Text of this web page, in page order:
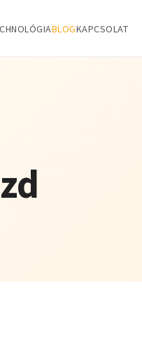
BLOGKAPCSOLAT